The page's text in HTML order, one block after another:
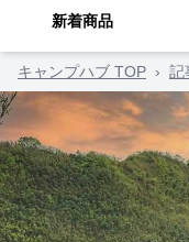
新着商品
キャンプハブ TOP › 記